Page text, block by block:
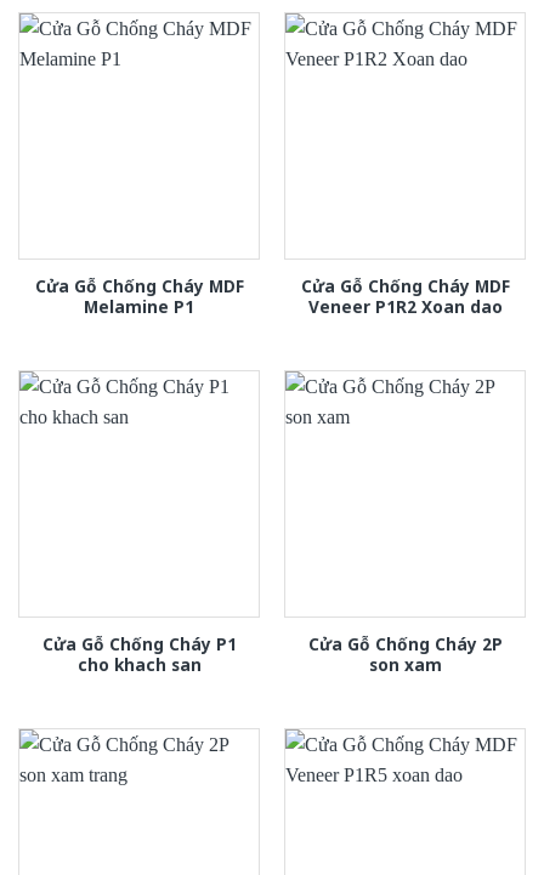
Cửa Gỗ Chống Cháy MDF
Melamine P1
Cửa Gỗ Chống Cháy MDF
Veneer P1R2 Xoan dao
Cửa Gỗ Chống Cháy P1
cho khach san
Cửa Gỗ Chống Cháy 2P
son xam